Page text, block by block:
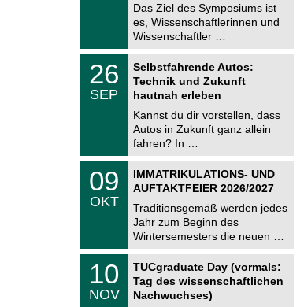
t
z 2
6
Das Ziel des Symposiums ist
es, Wissenschaftlerinnen und
Wissenschaftler …
t
z
2
6
.
0
2
6
26
SEP
Selbstfahrende Autos:
Technik und Zukunft
hautnah erleben
Kannst du dir vorstellen, dass
Autos in Zukunft ganz allein
fahren? In …
i
0
9
1
0
2
09
OKT
IMMATRIKULATIONS- UND
AUFTAKTFEIER 2026/2027
Traditionsgemäß werden jedes
Jahr zum Beginn des
Wintersemesters die neuen …
1
.
1
10
NOV
TUCgraduate Day (vormals:
Tag des wissenschaftlichen
Nachwuchses)